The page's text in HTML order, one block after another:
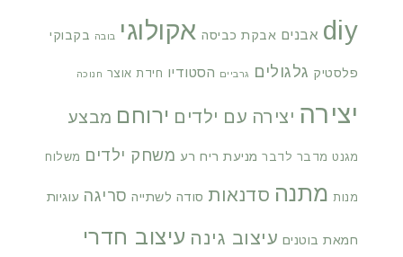
diy אבנים אבקת כביסה אקולוגי בובה בקבוקי
פלסטיק גלגולים גרביים הסטודיו חידת אוצר חנוכה
יצירה יצירה עם ילדים ירוחם מבצע
מגנט מדבר לדבר מניעת ריח רע משחק ילדים משלוח
מנות מתנה סדנאות סודה לשתייה סריגה עוגיות
חמאת בוטנים עיצוב גינה עיצוב חדרי